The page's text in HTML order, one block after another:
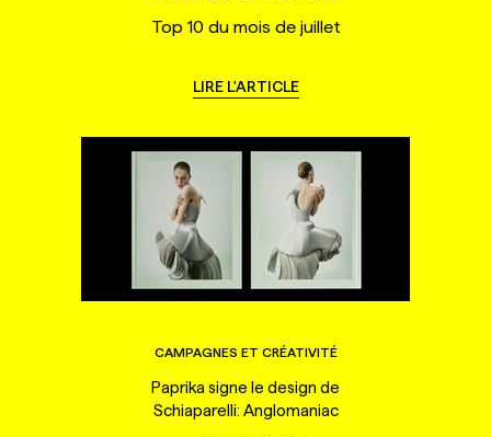
Top 10 du mois de juillet
LIRE L'ARTICLE
CAMPAGNES ET CRÉATIVITÉ
Paprika signe le design de
Schiaparelli: Anglomaniac